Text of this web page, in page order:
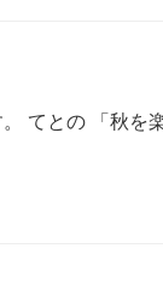
てとの 「秋を